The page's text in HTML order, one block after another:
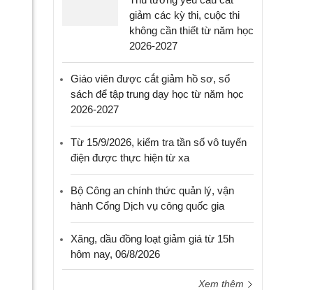
giảm các kỳ thi, cuộc thi
không cần thiết từ năm học
2026-2027
Giáo viên được cắt giảm hồ sơ, sổ
sách để tập trung dạy học từ năm học
2026-2027
Từ 15/9/2026, kiểm tra tần số vô tuyến
điện được thực hiện từ xa
Bộ Công an chính thức quản lý, vận
hành Cổng Dịch vụ công quốc gia
Xăng, dầu đồng loạt giảm giá từ 15h
hôm nay, 06/8/2026
Xem thêm